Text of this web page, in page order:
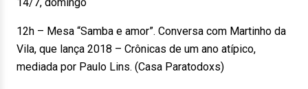
12h – Mesa “Samba e amor”. Conversa com Martinho da
Vila, que lança 2018 – Crônicas de um ano atípico,
mediada por Paulo Lins. (Casa Paratodoxs)